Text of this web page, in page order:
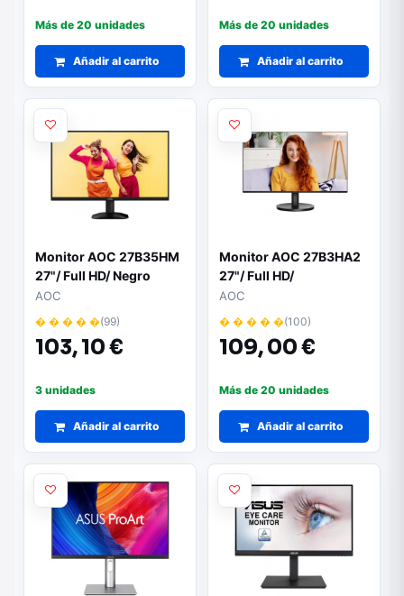
Más de 20 unidades
Añadir al carrito
Más de 20 unidades
Añadir al carrito
Monitor AOC 27B35HM
27"/ Full HD/ Negro
AOC
� � � � �(99)
103,10 €
3 unidades
Añadir al carrito
Monitor AOC 27B3HA2
27"/ Full HD/
Multimedia/ Negro
AOC
� � � � �(100)
109,00 €
Más de 20 unidades
Añadir al carrito